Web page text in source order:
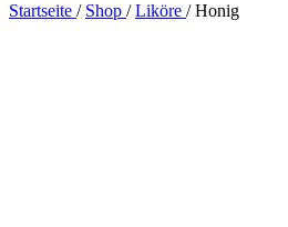
Startseite / Shop / Liköre / Honig